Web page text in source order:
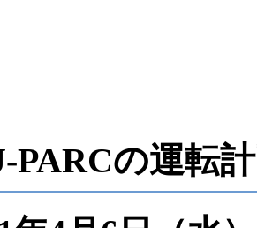
PARCの運転